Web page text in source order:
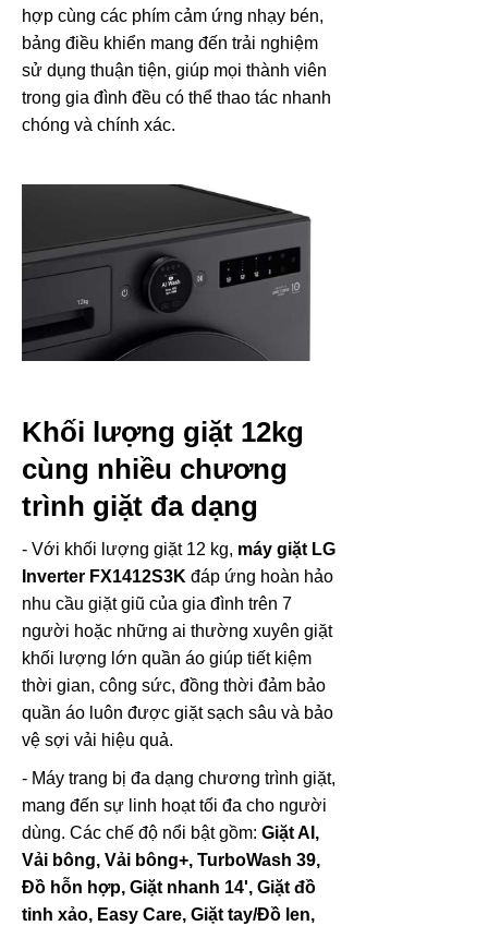
hợp cùng các phím cảm ứng nhạy bén,
bảng điều khiển mang đến trải nghiệm
sử dụng thuận tiện, giúp mọi thành viên
trong gia đình đều có thể thao tác nhanh
chóng và chính xác.
Khối lượng giặt 12kg
cùng nhiều chương
trình giặt đa dạng
- Với khối lượng giặt 12 kg, máy giặt LG
Inverter FX1412S3K đáp ứng hoàn hảo
nhu cầu giặt giũ của gia đình trên 7
người hoặc những ai thường xuyên giặt
khối lượng lớn quần áo giúp tiết kiệm
thời gian, công sức, đồng thời đảm bảo
quần áo luôn được giặt sạch sâu và bảo
vệ sợi vải hiệu quả.
- Máy trang bị đa dạng chương trình giặt,
mang đến sự linh hoạt tối đa cho người
dùng. Các chế độ nổi bật gồm: Giặt AI,
Vải bông, Vải bông+, TurboWash 39,
Đồ hỗn hợp, Giặt nhanh 14', Giặt đồ
tinh xảo, Easy Care, Giặt tay/Đồ len,